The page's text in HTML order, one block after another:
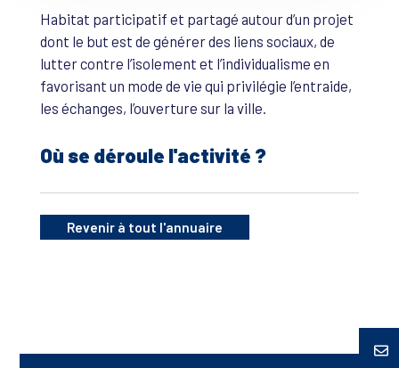
Habitat participatif et partagé autour d’un projet
dont le but est de générer des liens sociaux, de
lutter contre l’isolement et l’individualisme en
favorisant un mode de vie qui privilégie l’entraide,
les échanges, l’ouverture sur la ville.
Où se déroule l'activité ?
Revenir à tout l'annuaire